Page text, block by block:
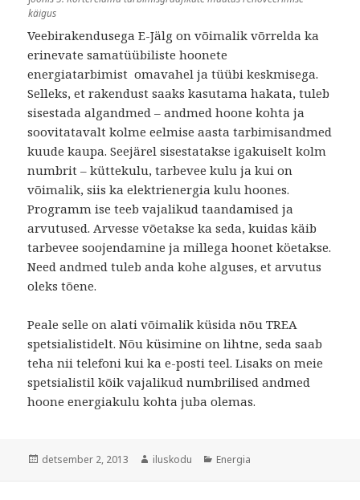
käigus
Veebirakendusega E-Jälg on võimalik võrrelda ka
erinevate samatüübiliste hoonete
energiatarbimist omavahel ja tüübi keskmisega.
Selleks, et rakendust saaks kasutama hakata, tuleb
sisestada algandmed – andmed hoone kohta ja
soovitatavalt kolme eelmise aasta tarbimisandmed
kuude kaupa. Seejärel sisestatakse igakuiselt kolm
numbrit – küttekulu, tarbevee kulu ja kui on
võimalik, siis ka elektrienergia kulu hoones.
Programm ise teeb vajalikud taandamised ja
arvutused. Arvesse võetakse ka seda, kuidas käib
tarbevee soojendamine ja millega hoonet köetakse.
Need andmed tuleb anda kohe alguses, et arvutus
oleks tõene.
Peale selle on alati võimalik küsida nõu TREA
spetsialistidelt. Nõu küsimine on lihtne, seda saab
teha nii telefoni kui ka e-posti teel. Lisaks on meie
spetsialistil kõik vajalikud numbrilised andmed
hoone energiakulu kohta juba olemas.
Postitatud
detsember 2, 2013 Autor
iluskodu Rubriigid
Energia